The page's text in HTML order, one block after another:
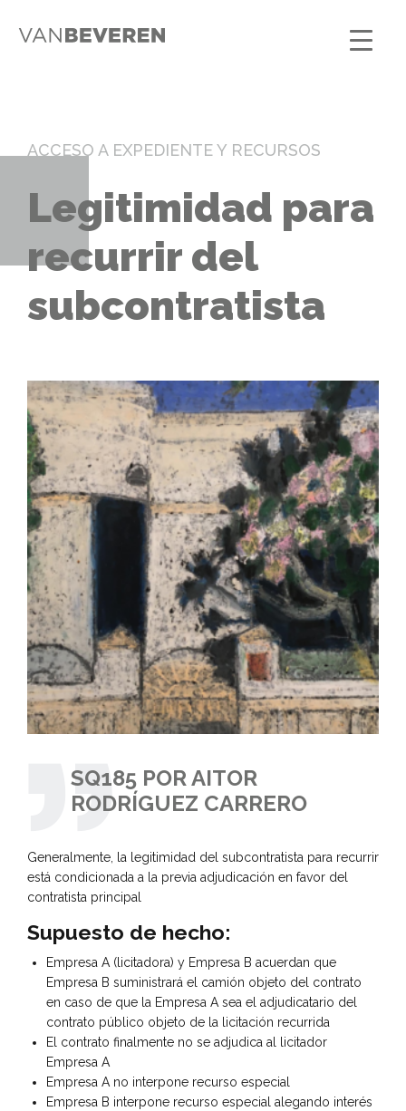
ACCESO A EXPEDIENTE Y RECURSOS
Legitimidad para
recurrir del
subcontratista
SQ185 POR AITOR
RODRÍGUEZ CARRERO
Generalmente, la legitimidad del subcontratista para recurrir
está condicionada a la previa adjudicación en favor del
contratista principal
Supuesto de hecho:
Empresa A (licitadora) y Empresa B acuerdan que
Empresa B suministrará el camión objeto del contrato
en caso de que la Empresa A sea el adjudicatario del
contrato público objeto de la licitación recurrida
El contrato finalmente no se adjudica al licitador
Empresa A
Empresa A no interpone recurso especial
Empresa B interpone recurso especial alegando interés